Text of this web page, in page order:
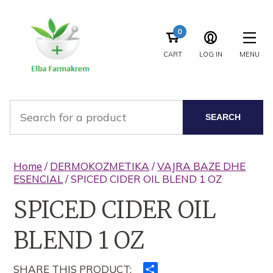
CART
0
LOG IN MENU
SEARCH
Home / DERMOKOZMETIKA /VAJRA BAZE DHE
ESENCIAL/ SPICED CIDER OIL BLEND 1 OZ
SPICED CIDER OIL
BLEND 1 OZ
SHARE THIS PRODUCT: